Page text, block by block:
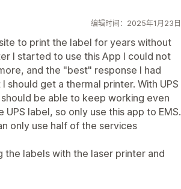
编辑时间：2025年1月23日
to print the label for years without
I started to use this App I could not
and the "best" response I had
get a thermal printer. With UPS
be able to keep working even
label, so only use this app to EMS.
only use half of the services
labels with the laser printer and